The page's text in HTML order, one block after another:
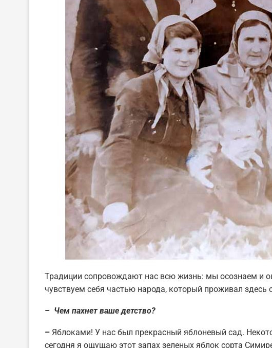
Традиции сопровождают нас всю жизнь: мы осознаем и
чувствуем себя частью народа, который проживал здесь
– Чем пахнет ваше детство?
– Яблоками! У нас был прекрасный яблоневый сад.
сегодня я ощущаю этот запах зеленых яблок сорта